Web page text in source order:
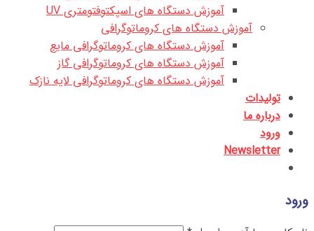
آموزش دستگاه های اسپکتوفتومتری UV
آموزش دستگاه های کروماتوگرافی
آموزش دستگاه های کروماتوگرافی مایع
آموزش دستگاه های کروماتوگرافی گاز
آموزش دستگاه های کروماتوگرافی لایه نازک
تولیدات
درباره ما
ورود
Newsletter
ورود